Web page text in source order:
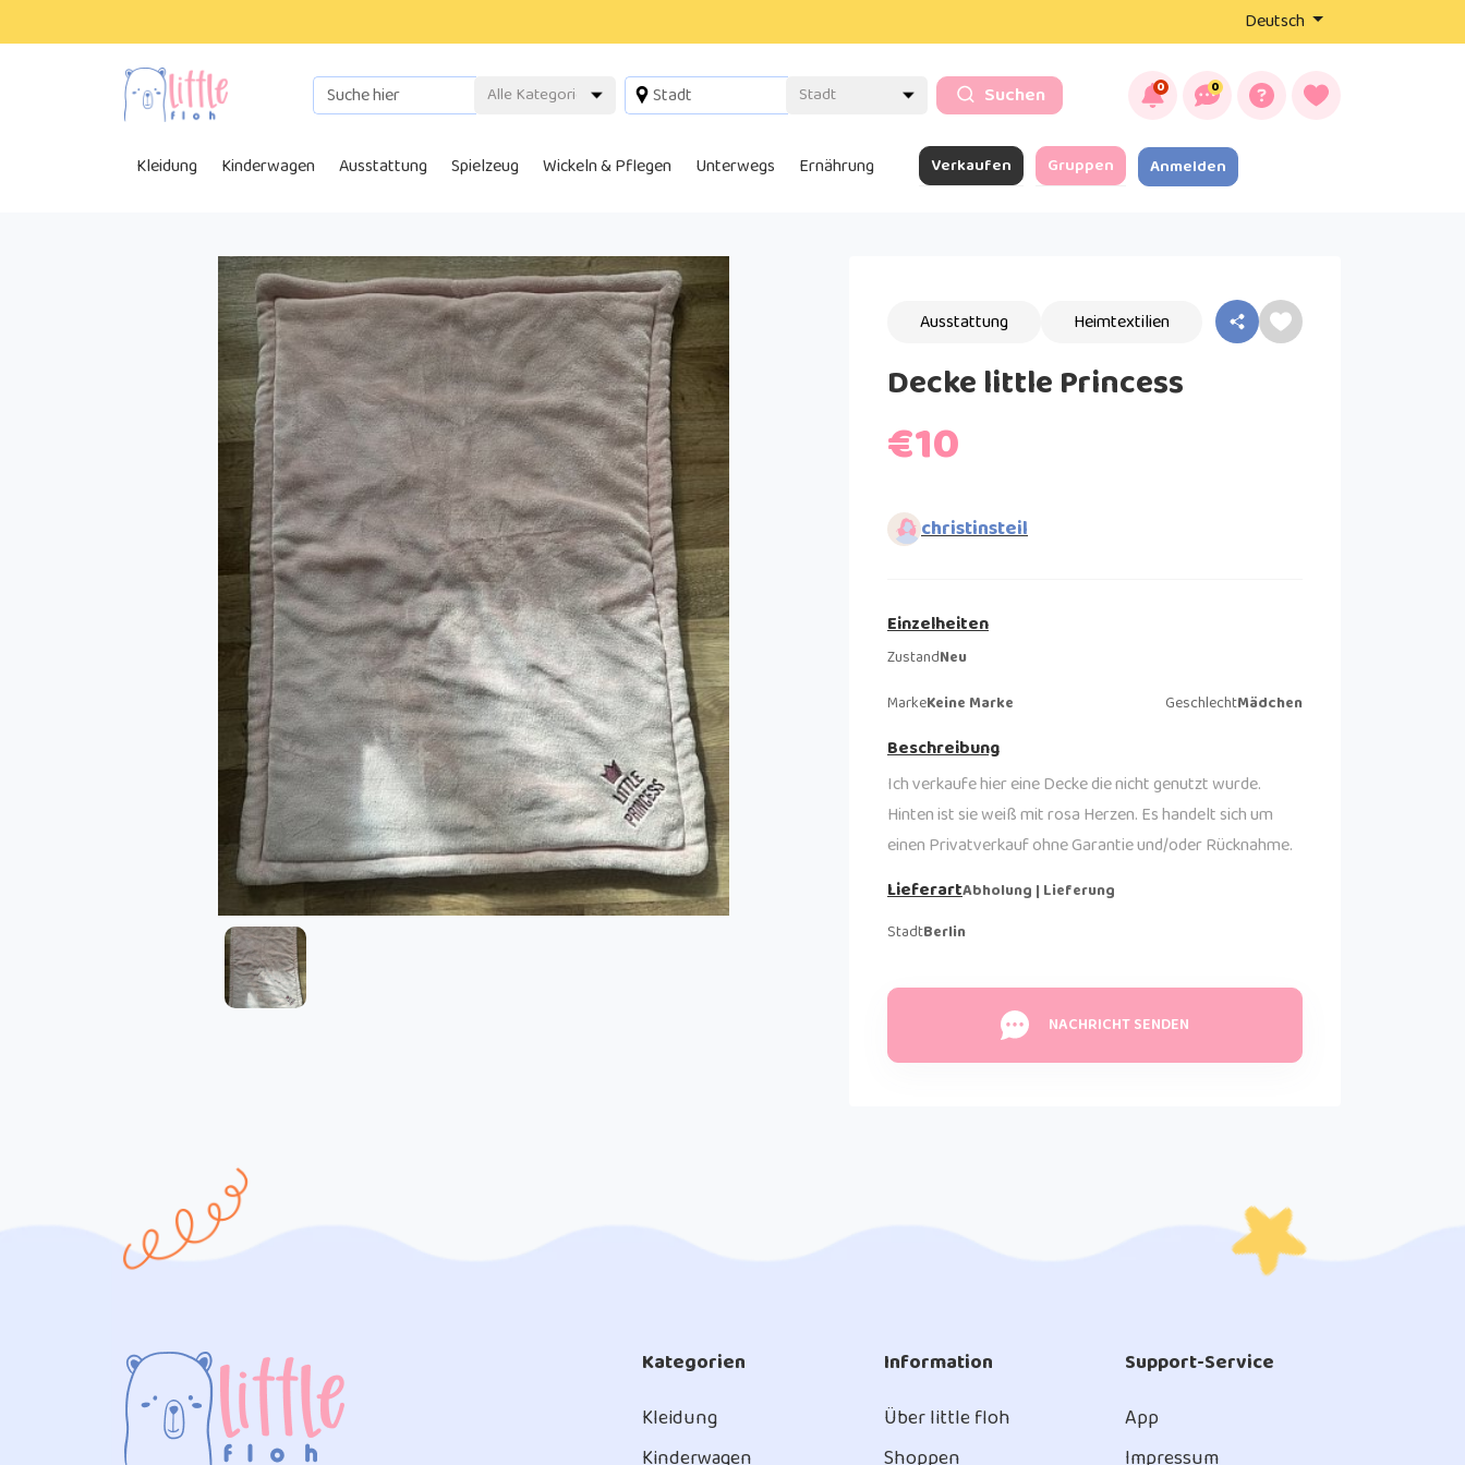
Deutsch
Suchen 0 0
Kleidung Kinderwagen Ausstattung Spielzeug Wickeln & Pflegen Unterwegs Ernährung Verkaufen Gruppen Anmelden
Ausstattung Heimtextilien
Decke little Princess
€10
christinsteil
Einzelheiten
ZustandNeu
MarkeKeine Marke GeschlechtMädchen
Beschreibung
Ich verkaufe hier eine Decke die nicht genutzt wurde.
Hinten ist sie weiß mit rosa Herzen. Es handelt sich um
einen Privatverkauf ohne Garantie und/oder Rücknahme.
LieferartAbholung | Lieferung
StadtBerlin
NACHRICHT SENDEN
Kategorien
Kleidung
Kinderwagen
Information
Über little floh
Shoppen
Support-Service
App
Impressum